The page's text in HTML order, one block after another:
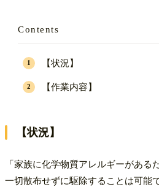
Contents
【状況】
【作業内容】
【状況】
「家族に化学物質アレルギーがある
一切散布せずに駆除することは可能